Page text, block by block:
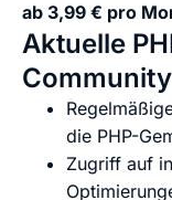
ab 3,99 € pro
Aktuelle
die PHP-
Zugriff auf